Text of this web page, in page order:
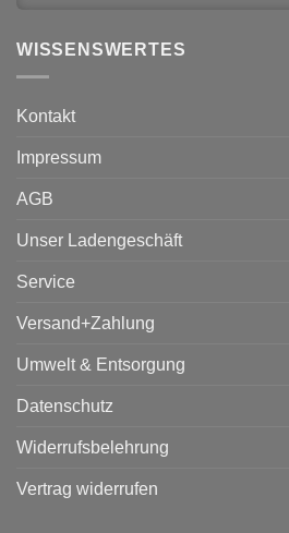
WISSENSWERTES
Kontakt
Impressum
AGB
Unser Ladengeschäft
Service
Versand+Zahlung
Umwelt & Entsorgung
Datenschutz
Widerrufsbelehrung
Vertrag widerrufen